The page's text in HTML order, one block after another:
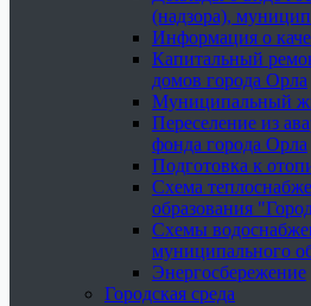
(надзора),
Информация о
Капитальный
домов города Орла
Муниципальный
Переселение из
фонда города Орла
Подготовка к
Схема
образования
Схемы
муниципального
Энергосбережение
Городская среда